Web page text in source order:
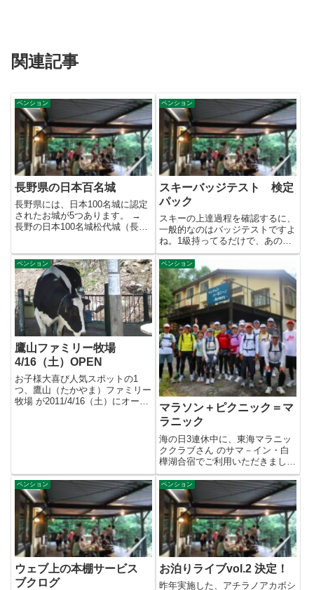
関連記事
ペンション
長野県の日本百名城
長野県には、日本100名城に認定
されたお城が5つあります。 →
長野の日本100名城松代城（長野
ペンション
スキーバッジテスト 検定
パック
スキーの上達過程を確認するに、
一般的なのはバッジテストですよ
ね。1級持ってるだけで、あの人
はうまいよーなんて言われるも
の...
ペンション
鷹山ファミリー牧場
4/16（土）OPEN
お子様大喜び人気スポットの1
つ、鷹山（たかやま）ファミリー
牧場 が2011/4/16（土）にオープ
ペンション
マラソン＋ピクニック＝マ
ラニック
海の日3連休中に、東海マラニッ
ククラブさん のサマ－イン・白
樺湖合宿でご利用いただきまし
た。 → フォトアルバムフルマ
ラ...
ペンション
ウェブ上の本棚サービス
ブクログ
ペンション
お泊りライブvol.2 決定！
昨年実施した、アチラノアカボシ